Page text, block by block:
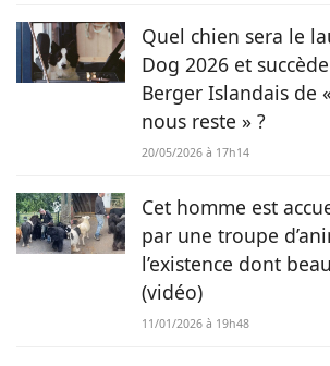
Quel chien sera le
Dog 2026 et
Berger Islandais de
nous reste » ?
20/05/2026 à 17h14
Cet homme est
par une troupe
l’existence dont
(vidéo)
11/01/2026 à 19h48